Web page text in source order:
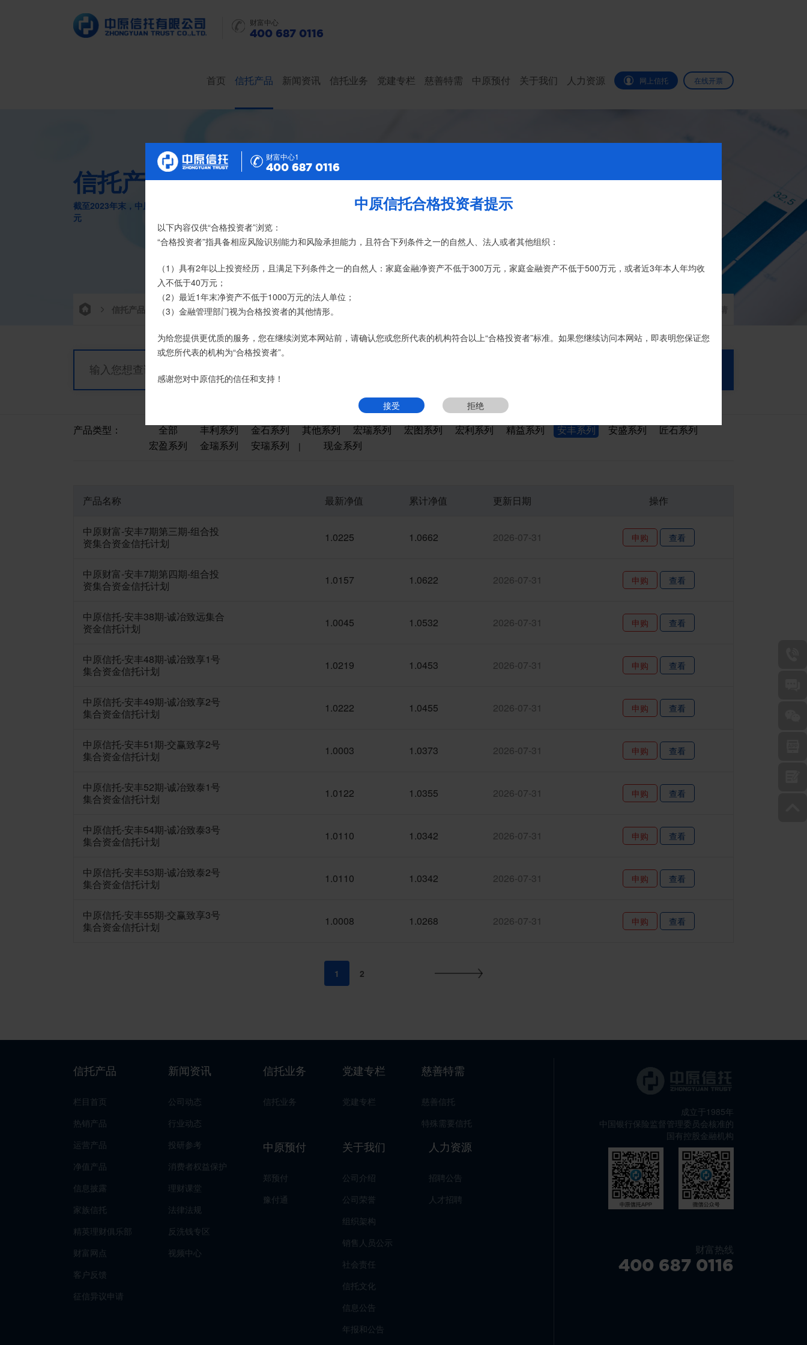
财富中心
400 687 0116
首页 信托产品 新闻资讯 信托业务 党建专栏 慈善特需 中原预付 关于我们 人力资源 网上信托 在线开票
信托产品
截至2023年末，中原信托累计管理信托财产16088亿元，按时足额交付到期信托财产12104亿
元
信托产品 净值产品 栏目首页 热销产品
产品类型： 全部 丰利系列 金石系列 其他系列 宏瑞系列 宏图系列 宏利系列 精益系列 安丰系列 安盛系列
匠石系列
宏盈系列
金瑞系列 安瑞系列 | 现金系列
产品名称 最新净值 累计净值 更新日期 操作
中原财富-安丰7期第三期-组合投
资集合资金信托计划
1.0225 1.0662 2026-07-31 申购 查看
中原财富-安丰7期第四期-组合投
资集合资金信托计划
1.0157 1.0622 2026-07-31 申购 查看
中原信托-安丰38期-诚冶致远集合
资金信托计划
1.0045 1.0532 2026-07-31 申购 查看
中原信托-安丰48期-诚冶致享1号
集合资金信托计划
1.0219 1.0453 2026-07-31 申购 查看
中原信托-安丰49期-诚冶致享2号
集合资金信托计划
1.0222 1.0455 2026-07-31 申购 查看
中原信托-安丰51期-交赢致享2号
集合资金信托计划
1.0003 1.0373 2026-07-31 申购 查看
中原信托-安丰52期-诚冶致泰1号
集合资金信托计划
1.0122 1.0355 2026-07-31 申购 查看
中原信托-安丰54期-诚冶致泰3号
集合资金信托计划
1.0110 1.0342 2026-07-31 申购 查看
中原信托-安丰53期-诚冶致泰2号
集合资金信托计划
1.0110 1.0342 2026-07-31 申购 查看
中原信托-安丰55期-交赢致享3号
集合资金信托计划
1.0008 1.0268 2026-07-31 申购 查看
1 2
财富中心2
400 687 0116
特别提示
尊敬的投资者：
合格投资者认证、风险测评、录音录像及电子合同签署应由投资者本人亲自操作完成，不得由他人代办。
我司信托产品账户均以我司名义开立，所有认购信托产品的资金应根据信托合同约定转入我司信托产品的银行专用账户。投资者认购我司信托产品
时，请注意不要向任何非我司账户转账、支付现金。
如有疑问，请联系您的专属客户经理或咨询我司客服电话400-6870116。
接受 拒绝
财富中心1
400 687 0116
中原信托合格投资者提示
以下内容仅供“合格投资者”浏览：
“合格投资者”指具备相应风险识别能力和风险承担能力，且符合下列条件之一的自然人、法人或者其他组织：
（1）具有2年以上投资经历，且满足下列条件之一的自然人：家庭金融净资产不低于300万元，家庭金融资产不低于500万元，或者近3年本人年均收
入不低于40万元；
（2）最近1年末净资产不低于1000万元的法人单位；
（3）金融管理部门视为合格投资者的其他情形。
为给您提供更优质的服务，您在继续浏览本网站前，请确认您或您所代表的机构符合以上“合格投资者”标准。如果您继续访问本网站，即表明您保证您
或您所代表的机构为“合格投资者”。
感谢您对中原信托的信任和支持！
接受 拒绝
信托产品
栏目首页
热销产品
运营产品
净值产品
信息披露
家族信托
精英理财俱乐部
财富网点
客户反馈
征信异议申请
新闻资讯
公司动态
行业动态
投研参考
消费者权益保护
理财课堂
法律法规
反洗钱专区
视频中心
信托业务
信托业务
党建专栏
党建专栏
慈善特需
慈善信托
特殊需要信托
中原预付
郑预付
豫付通
关于我们
公司介绍
公司荣誉
组织架构
销售人员公示
社会责任
信托文化
信息公告
年报和公告
人力资源
招聘公告
人才招聘
成立于1985年
中国银行保险监督管理委员会核准的
国有控股金融机构
财富热线
400 687 0116